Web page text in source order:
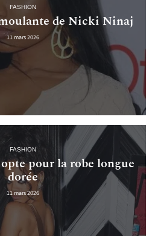
FASHION
de Nicki Ninaj
11 mars 2026
FASHION
pour la robe longue
dorée
11 mars 2026